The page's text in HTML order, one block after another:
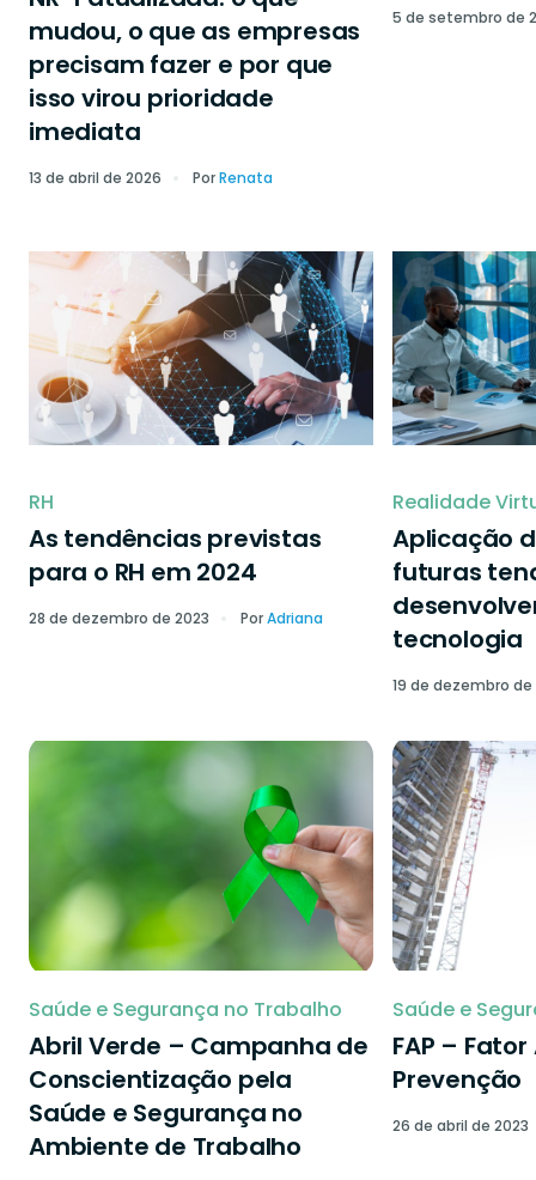
mudou, o que as empresas
precisam fazer e por que
isso virou prioridade
imediata
13 de abril de 2026 PorRenata
5 de setembro de
RH
As tendências previstas
para o RH em 2024
28 de dezembro de 2023 PorAdriana
Realidade
Aplicação
futuras
tecnologia
19 de dezembro de
Saúde e Segurança no Trabalho
Abril Verde – Campanha de
Conscientização pela
Saúde e Segurança no
Ambiente de Trabalho
Saúde e
FAP –
Prevenção
26 de abril de 2023